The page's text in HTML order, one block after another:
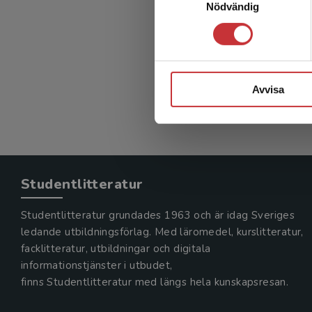
Nödvändig
Avvisa
Att
Berg, M
337 kr
Exkl.
Studentlitteratur
Studentlitteratur grundades 1963 och är idag Sveriges
ledande utbildningsförlag. Med läromedel, kurslitteratur,
facklitteratur, utbildningar och digitala
informationstjänster i utbudet,
finns Studentlitteratur med längs hela kunskapsresan.